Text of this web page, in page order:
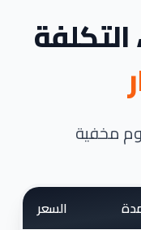
مخفية
السعر